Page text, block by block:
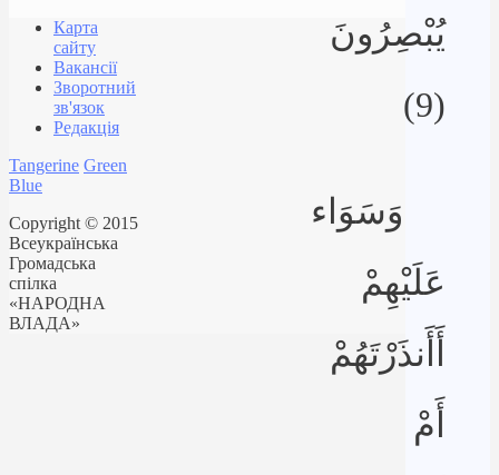
يُبْصِرُونَ
(9)
وَسَوَاء
عَلَيْهِمْ
أَأَنذَرْتَهُمْ
أَمْ
Карта
сайту
Вакансії
Зворотний
зв'язок
Редакція
Tangerine Green
Blue
Copyright © 2015
Всеукраїнська
Громадська
спілка
«НАРОДНА
ВЛАДА»